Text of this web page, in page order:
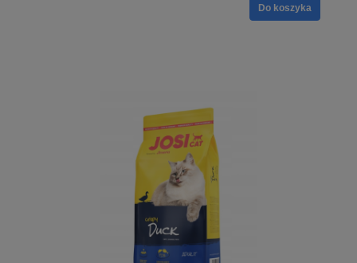
Do koszyka